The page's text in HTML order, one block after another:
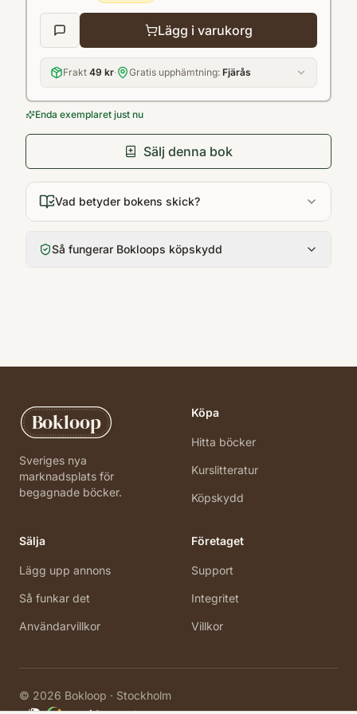
är det möjligt? är det dofterna, smakerna,
minnena? är det snöfallet, de levande ljusen
eller bara ren och skär utmattning? Julen är
en pärs - och alldeles, alldeles underbar.Per
Lägg i varukorg
Frakt 49 kr· Gratis upphämtning: Fjärås
Enda exemplaret just nu
Sälj denna bok
Vad betyder bokens skick?
Så fungerar Bokloops köpskydd
Bokloop
Sveriges nya
marknadsplats för
begagnade böcker.
Köpa
Hitta böcker
Kurslitteratur
Köpskydd
Sälja
Lägg upp annons
Så funkar det
Användarvillkor
Företaget
Support
Integritet
Villkor
© 2026 Bokloop · Stockholm